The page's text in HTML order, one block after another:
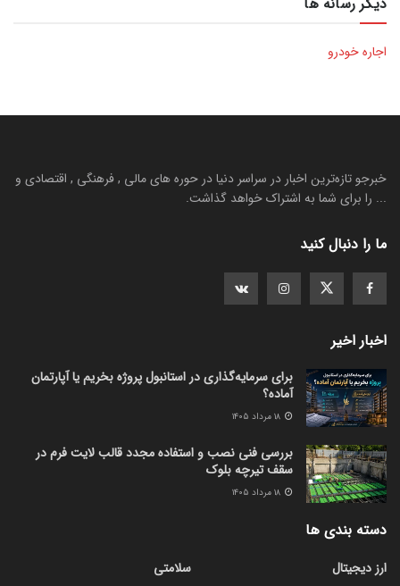
اجاره خودرو
خبرجو تازه‌ترین اخبار در سراسر دنیا در حوره های مالی , فرهنگی , اقتصادی و
... را برای شما به اشتراک خواهد گذاشت.
ما را دنبال کنید
اخبار اخیر
برای سرمایه‌گذاری در استانبول پروژه بخریم یا آپارتمان
آماده؟
بررسی فنی نصب و استفاده مجدد قالب لایت فرم در
سقف تیرچه بلوک
دسته بندی ها
ارز دیجیتال
سلامتی